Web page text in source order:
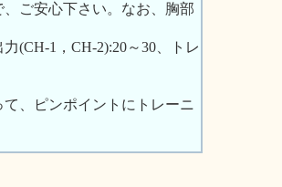
ご安心下さい。なお、胸部
(CH-1，CH-2):20～30、トレ
、ピンポイントにトレーニ